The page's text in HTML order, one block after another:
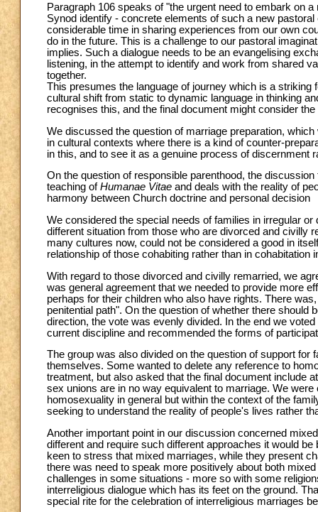
Paragraph 106 speaks of "the urgent need to embark on
Synod identify - concrete elements of such a new
considerable time in sharing experiences from our own
do in the future. This is a challenge to our pastoral
implies. Such a dialogue needs to be an evangelising
listening, in the attempt to identify and work from shared
together.
This presumes the language of journey which is a striking
cultural shift from static to dynamic language in thinking
recognises this, and the final document might consider
We discussed the question of marriage preparation,
in cultural contexts where there is a kind of counter-
in this, and to see it as a genuine process of discernment
On the question of responsible parenthood, the
teaching ofHumanae Vitae and deals with the reality of
harmony between Church doctrine and personal decision
We considered the special needs of families in irregular
different situation from those who are divorced and civilly
many cultures now, could not be considered a good in
relationship of those cohabiting rather than in cohabitation
With regard to those divorced and civilly remarried, we
was general agreement that we needed to provide more
perhaps for their children who also have rights. There
penitential path". On the question of whether there
direction, the vote was evenly divided. In the end we
current discipline and recommended the forms of
The group was also divided on the question of support
themselves. Some wanted to delete any reference to
treatment, but also asked that the final document include
sex unions are in no way equivalent to marriage. We
homosexuality in general but within the context of the
seeking to understand the reality of people's lives rather
Another important point in our discussion concerned
different and require such different approaches it would
keen to stress that mixed marriages, while they present
there was need to speak more positively about both
challenges in some situations - more so with some
interreligious dialogue which has its feet on the ground.
special rite for the celebration of interreligious marriages